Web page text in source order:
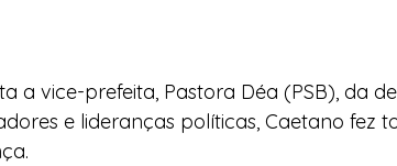
a vice-prefeita, Pastora Déa (PSB), da
e lideranças políticas, Caetano fez